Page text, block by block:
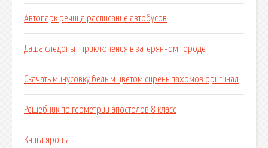
Автопарк речица расписание автобусов
Даша следопыт приключения в затерянном городе
Скачать минусовку белым цветом сирень пахомов оригинал
Решебник по геометрии апостолов 8 класс
Книга яроша